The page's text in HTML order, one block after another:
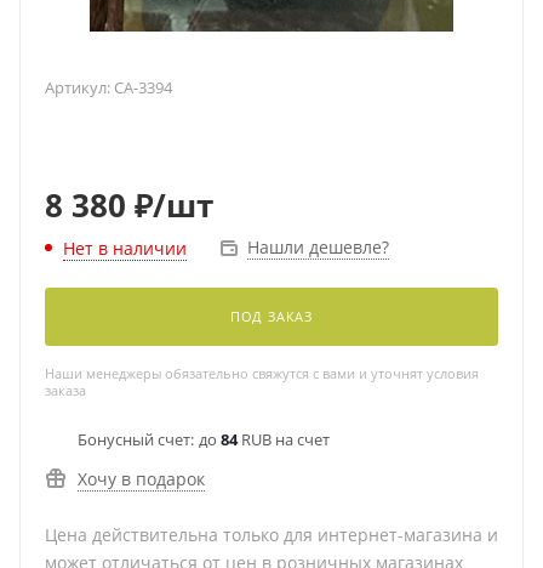
Артикул: CA-3394
8 380 ₽/шт
Нет в наличии Нашли дешевле?
ПОД ЗАКАЗ
Наши менеджеры обязательно свяжутся с вами и уточнят условия
заказа
Бонусный счет: до 84RUB на счет
Хочу в подарок
Цена действительна только для интернет-магазина и
может отличаться от цен в розничных магазинах